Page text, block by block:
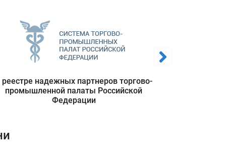
в
реестре надежных партнеров торгово-
промышленной палаты Российской
Федерации